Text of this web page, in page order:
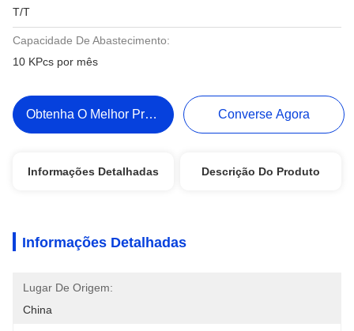
T/T
Capacidade De Abastecimento:
10 KPcs por mês
Obtenha O Melhor Preço Converse Agora
Informações Detalhadas Descrição Do Produto
Informações Detalhadas
Lugar De Origem:
China